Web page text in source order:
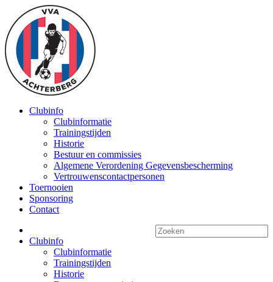
Clubinfo
Clubinformatie
Trainingstijden
Historie
Bestuur en commissies
Algemene Verordening Gegevensbescherming
Vertrouwenscontactpersonen
Toernooien
Sponsoring
Contact
Clubinfo
Clubinformatie
Trainingstijden
Historie